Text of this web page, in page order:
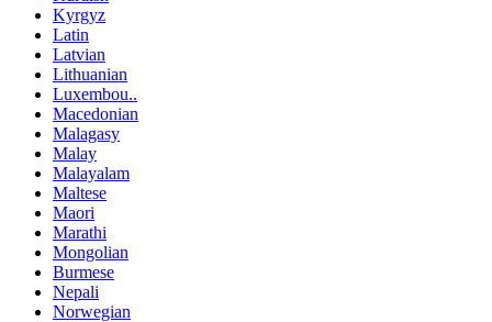
Kyrgyz
Latin
Latvian
Lithuanian
Luxembou..
Macedonian
Malagasy
Malay
Malayalam
Maltese
Maori
Marathi
Mongolian
Burmese
Nepali
Norwegian